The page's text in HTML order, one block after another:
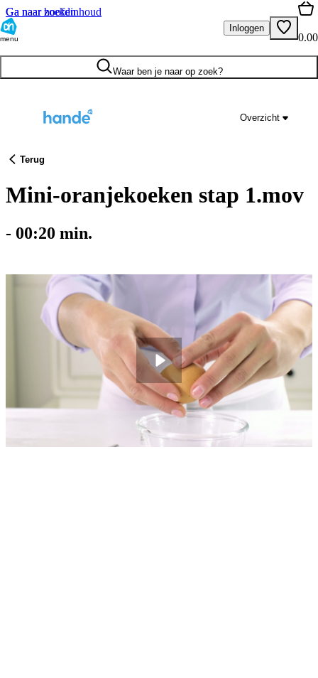
Ga naar hoofdinhoud
Ga naar zoeken
menu
Inloggen
0.00
Waar ben je naar op zoek?
Overzicht
Terug
Mini-oranjekoeken stap 1.mov
- 00:20 min.